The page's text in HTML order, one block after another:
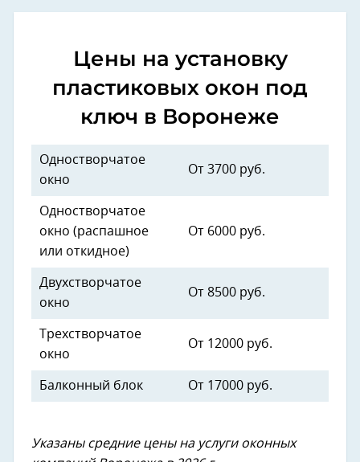
Цены на установку
пластиковых окон под
ключ в Воронеже
Одностворчатое
окно
От 3700 руб.
Одностворчатое
окно (распашное
или откидное)
От 6000 руб.
Двухстворчатое
окно
От 8500 руб.
Трехстворчатое
окно
От 12000 руб.
Балконный блок От 17000 руб.
Указаны средние цены на услуги оконных